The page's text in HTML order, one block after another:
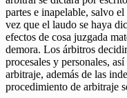
partes e inapelable, salvo
vez que el laudo se haya
efectos de cosa juzgada
demora. Los árbitros
procesales y personales,
arbitraje, además de las
procedimiento de arbitraje